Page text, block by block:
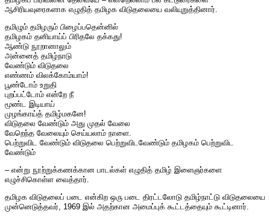
ஆசிரியவுரைகளாக எழுதித் தமிழக விடுதலையை வலியுறுத்தினார்.
தமிழும் தமிழரும் பிழைப்பதென்னில்
தமிழகம் தனியாய்ப் பிரிதலே தக்கது!
ஆண்டு நூறானாலும்
அன்னைத் தமிழ்நாடு
வேண்டும் விடுதலை
எண்ணம் விலக்கோம்யாம்!
பூண்டோம் உறுதி
புறப்பட்டோம் என்றே நீ
மூண்ட இடியாய்
முழங்காய்த் தமிழ்மகனே!
விடுதலை வேண்டும் அது முதல் வேலை
வேறெந்த வேலையும் செய்யலாம் நாளை.
பெற்றுவிட வேண்டும் விடுதலை பெற்றுவிடவேண்டும் தமிழகம் பெற்றுவிட
வேண்டும்
– என்று நூற்றுக்கணக்கான பாடல்கள் எழுதித் தமிழ் இளைஞர்களை
எழுச்சிகொள்ள வைத்தார்.
தமிழக விடுதலைப் படை என்கிற ஒரு படை திரட்டலோடு தமிழ்நாட்டு விடுதலையை
முன்னெடுத்தவர், 1969 இல் அதற்கான அமைப்புக் கூட்டத்தையும் கூட்டினார்.